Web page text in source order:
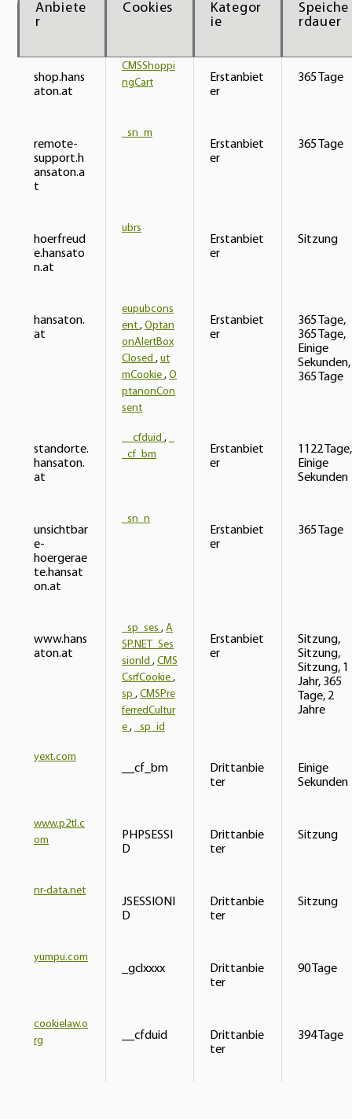
Anbiete
r
Cookies
Kategor
ie
Speiche
rdauer
shop.hans
aton.at
CMSShoppi
ngCart
Erstanbiet
er
365 Tage
remote-
support.h
ansaton.a
t
_sn_m
Erstanbiet
er
365 Tage
hoerfreud
e.hansato
n.at
ubrs
Erstanbiet
er
Sitzung
hansaton.
at
eupubcons
ent , Optan
onAlertBox
Closed , ut
mCookie , O
ptanonCon
sent
Erstanbiet
er
365 Tage,
365 Tage,
Einige
Sekunden,
365 Tage
standorte.
hansaton.
at
__cfduid ,
_cf_bm
Erstanbiet
er
1122 Tage,
Einige
Sekunden
unsichtbar
e-
hoergerae
te.hansat
on.at
_sn_n
Erstanbiet
er
365 Tage
www.hans
aton.at
_sp_ses , A
SP.NET_Ses
sionId , CMS
CsrfCookie ,
sp , CMSPre
ferredCultur
e , _sp_id
Erstanbiet
er
Sitzung,
Sitzung,
Sitzung, 1
Jahr, 365
Tage, 2
Jahre
yext.com
__cf_bm
Drittanbie
ter
Einige
Sekunden
www.p2tl.c
om
PHPSESSI
D
Drittanbie
ter
Sitzung
nr-data.net
JSESSIONI
D
Drittanbie
ter
Sitzung
yumpu.com
_gclxxxx
Drittanbie
ter
90 Tage
cookielaw.o
rg
__cfduid
Drittanbie
ter
394 Tage